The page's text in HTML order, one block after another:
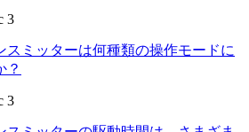
3
ミッターは何種類の操作モードに
？
3